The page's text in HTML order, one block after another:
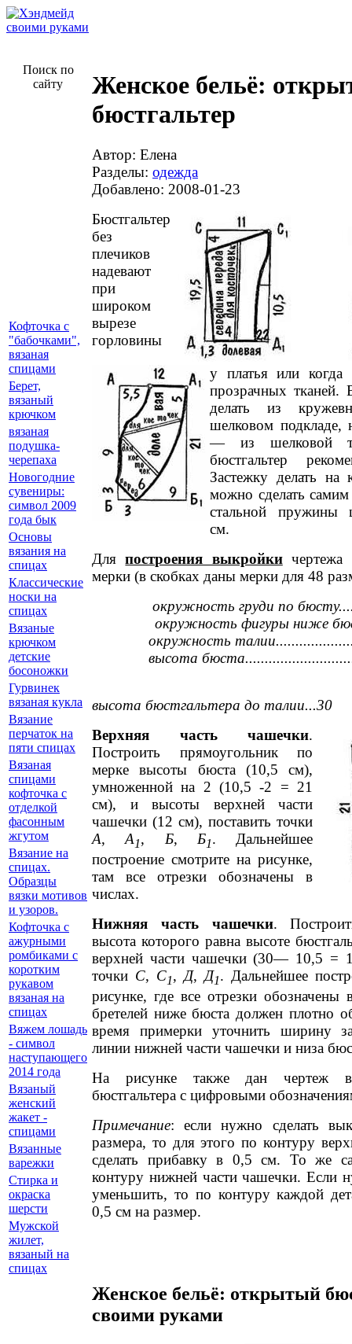
Поиск по
сайту
Женское бельё:
бюстгальтер
Автор: Елена
Разделы: одежда
Добавлено: 2008-01-23
Бюстгальтер
без
плечиков
надевают
при
широком
вырезе
горловины
у платья или когда
прозрачных
делать из
шелковом подкладе,
— из шелковой
бюстгальтер
Застежку делать на
можно сделать
стальной
см.
Дляпостроения выкройкичертежа
мерки (в скобках даны мерки для 48
окружность груди по
окружность фигуры ниже
окружность
высота
высота бюстгальтера до талии...30
Верхняя часть чашечки.
Построить прямоугольник по
мерке высоты бюста (10,5 см),
умноженной на 2 (10,5 -2 = 21
см), и высоты верхней части
чашечки (12 см), поставить точки
А,А1, Б, Б1. Дальнейшее
построение смотрите на рисунке,
там все отрезки обозначены в
числах.
Нижняя часть чашечки.
высота которого равна высоте
верхней части чашечки (30— 10,5 =
точки С, С1, Д, Д1. Дальнейшее
рисунке, где все отрезки
бретелей ниже бюста должен плотно
время примерки уточнить ширину
линии нижней части чашечки и низа
На рисунке также дан чертеж
бюстгальтера с цифровыми
Примечание: если нужно сделать
размера, то для этого по контуру
сделать прибавку в 0,5 см. То же
контуру нижней части чашечки. Если
уменьшить, то по контуру каждой
0,5 см на размер.
Женское бельё: открытый
своими руками
Кофточка с
"бабочками",
вязаная
спицами
Берет,
вязаный
крючком
вязаная
подушка-
черепаха
Новогодние
сувениры:
символ 2009
года бык
Основы
вязания на
спицах
Классические
носки на
спицах
Вязаные
крючком
детские
босоножки
Гурвинек
вязаная кукла
Вязание
перчаток на
пяти спицах
Вязаная
спицами
кофточка с
отделкой
фасонным
жгутом
Вязание на
спицах.
Образцы
вязки мотивов
и узоров.
Кофточка с
ажурными
ромбиками с
коротким
рукавом
вязаная на
спицах
Вяжем лошадь
- символ
наступающего
2014 года
Вязаный
женский
жакет -
спицами
Вязанные
варежки
Стирка и
окраска
шерсти
Мужской
жилет,
вязаный на
спицах